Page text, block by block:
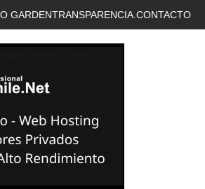
GARDENTRANSPARENCIA. CONTACTO